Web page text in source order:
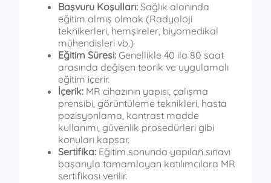
Başvuru Koşulları: Sağlık alanında
eğitim almış olmak (Radyoloji
teknikerleri, hemşireler, biyomedikal
mühendisleri vb.)
Eğitim Süresi: Genellikle 40 ila 80 saat
arasında değişen teorik ve uygulamalı
eğitim içerir.
İçerik: MR cihazının yapısı, çalışma
prensibi, görüntüleme teknikleri, hasta
pozisyonlama, kontrast madde
kullanımı, güvenlik prosedürleri gibi
konuları kapsar.
Sertifika: Eğitim sonunda yapılan sınavı
başarıyla tamamlayan katılımcılara MR
sertifikası verilir.